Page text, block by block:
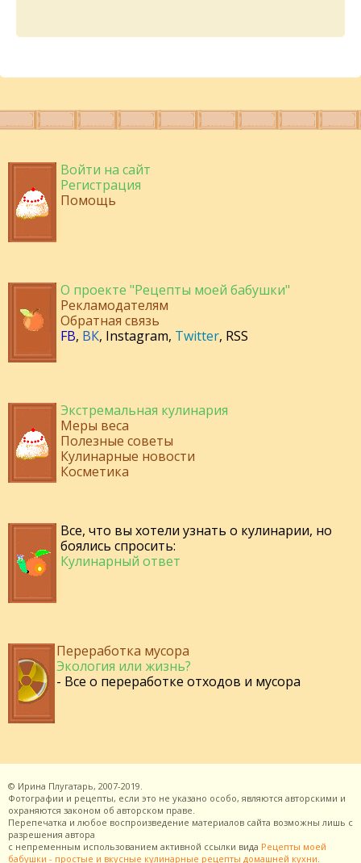
Войти на сайт
Регистрация
Помощь
О проекте "Рецепты моей бабушки"
Рекламодателям
Обратная связь
FB, ВК, Instagram, Twitter, RSS
Экстремальная кулинария
Меры веса
Полезные советы
Кулинарные новости
Косметика
Все, что вы хотели узнать о кулинарии, но
боялись спросить:
Кулинарный ответ
Переработка мусора
Экология или жизнь?
- Все о переработке отходов и мусора
© Ирина Плугатарь, 2007-2019.
Фотографии и рецепты, если это не указано особо, являются авторскими и
охраняются законом об авторском праве.
Перепечатка и любое воспроизведение материалов сайта возможны лишь с
разрешения автора
с непременным использованием активной ссылки вида Рецепты моей
бабушки - простые и вкусные кулинарные рецепты домашней кухни.